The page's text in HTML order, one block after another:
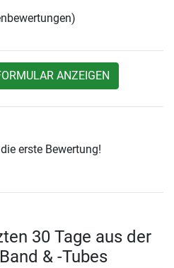
ANZEIGEN
erste Bewertung!
30 Tage aus der
& -Tubes